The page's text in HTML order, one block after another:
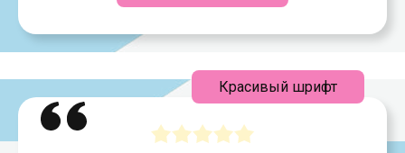
Красивый шрифт